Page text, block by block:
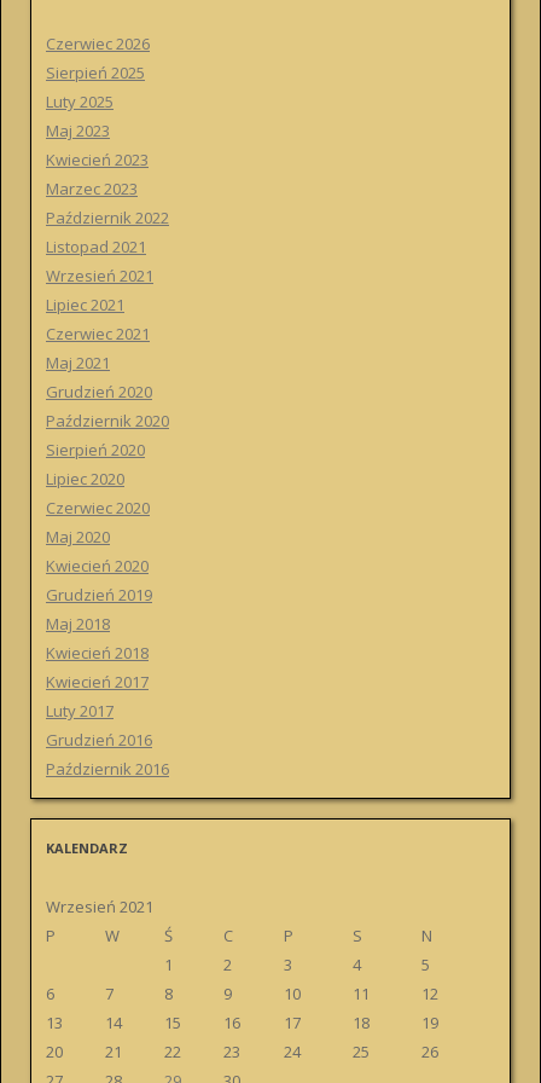
j
:
Czerwiec 2026
Sierpień 2025
Luty 2025
Maj 2023
Kwiecień 2023
Marzec 2023
Październik 2022
Listopad 2021
Wrzesień 2021
Lipiec 2021
Czerwiec 2021
Maj 2021
Grudzień 2020
Październik 2020
Sierpień 2020
Lipiec 2020
Czerwiec 2020
Maj 2020
Kwiecień 2020
Grudzień 2019
Maj 2018
Kwiecień 2018
Kwiecień 2017
Luty 2017
Grudzień 2016
Październik 2016
KALENDARZ
Wrzesień 2021
P
W Ś C P S
N
1
2 3 4
5
6
7 8 9 10 11
12
13
14 15 16 17 18
19
20
21 22 23 24 25
26